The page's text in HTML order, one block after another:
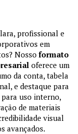
profissional e
em
Nosso formato
oferece um
da conta, tabela
e destaque para
uso interno,
de materiais
visual
avançados.